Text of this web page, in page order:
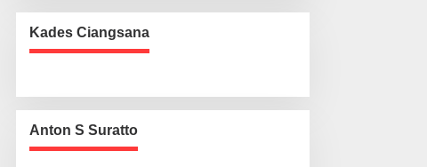
Kades Ciangsana
Anton S Suratto